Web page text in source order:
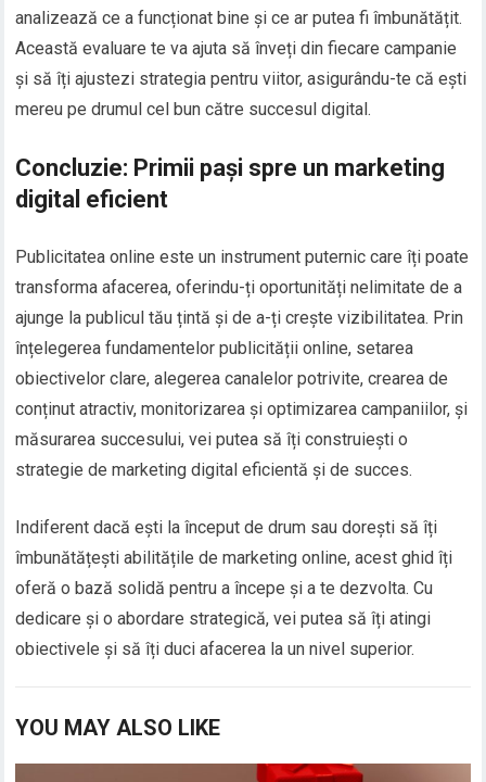
analizează ce a funcționat bine și ce ar putea fi îmbunătățit.
Această evaluare te va ajuta să înveți din fiecare campanie
și să îți ajustezi strategia pentru viitor, asigurându-te că ești
mereu pe drumul cel bun către succesul digital.
Concluzie: Primii pași spre un marketing
digital eficient
Publicitatea online este un instrument puternic care îți poate
transforma afacerea, oferindu-ți oportunități nelimitate de a
ajunge la publicul tău țintă și de a-ți crește vizibilitatea. Prin
înțelegerea fundamentelor publicității online, setarea
obiectivelor clare, alegerea canalelor potrivite, crearea de
conținut atractiv, monitorizarea și optimizarea campaniilor, și
măsurarea succesului, vei putea să îți construiești o
strategie de marketing digital eficientă și de succes.
Indiferent dacă ești la început de drum sau dorești să îți
îmbunătățești abilitățile de marketing online, acest ghid îți
oferă o bază solidă pentru a începe și a te dezvolta. Cu
dedicare și o abordare strategică, vei putea să îți atingi
obiectivele și să îți duci afacerea la un nivel superior.
YOU MAY ALSO LIKE